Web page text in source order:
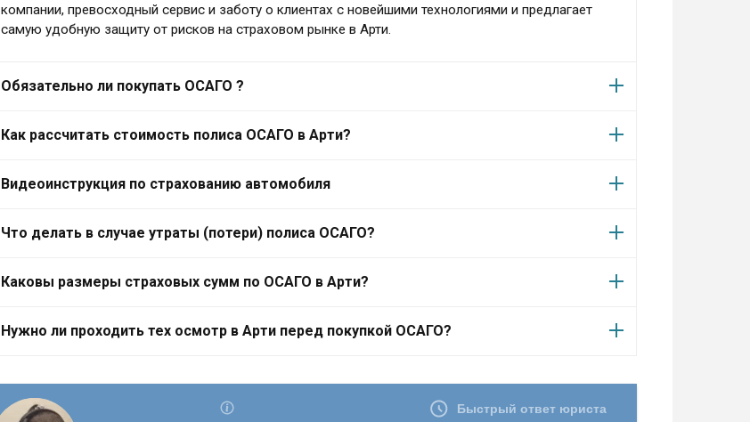
компании, превосходный сервис и заботу о клиентах с новейшими технологиями и предлагает
самую удобную защиту от рисков на страховом рынке в Арти.
Обязательно ли покупать ОСАГО ?
Как рассчитать стоимость полиса ОСАГО в Арти?
Видеоинструкция по страхованию автомобиля
Что делать в случае утраты (потери) полиса ОСАГО?
Каковы размеры страховых сумм по ОСАГО в Арти?
Нужно ли проходить тех осмотр в Арти перед покупкой ОСАГО?